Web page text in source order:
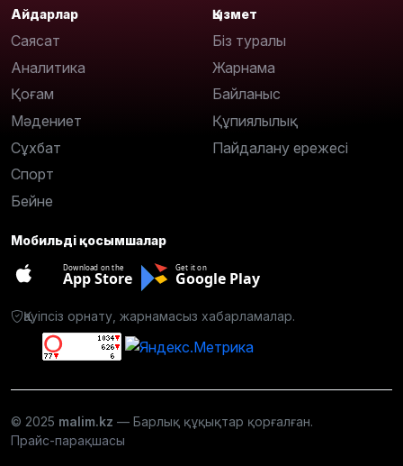
Айдарлар
Саясат
Аналитика
Қоғам
Мәдениет
Сұхбат
Спорт
Бейне
Қызмет
Біз туралы
Жарнама
Байланыс
Құпиялылық
Пайдалану ережесі
Мобильді қосымшалар
Download on the
App Store
Get it on
Google Play
Қауіпсіз орнату, жарнамасыз хабарламалар.
© 2025 malim.kz — Барлық құқықтар қорғалған.
Прайс-парақшасы